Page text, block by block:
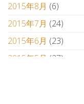
2015年8月 (6)
2015年7月 (24)
2015年6月 (23)
2015年5月 (27)